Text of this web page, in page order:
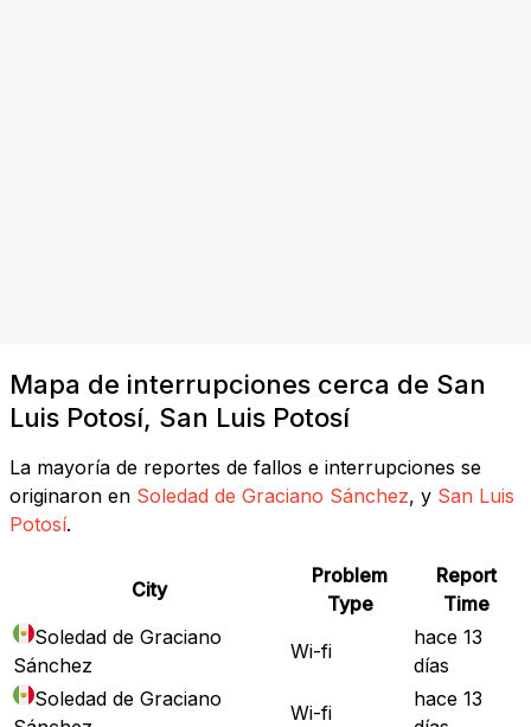
Mapa de interrupciones cerca de San
Luis Potosí, San Luis Potosí
La mayoría de reportes de fallos e interrupciones se
originaron en Soledad de Graciano Sánchez, y San Luis
Potosí.
City
Problem
Type
Report
Time
Soledad de Graciano
Sánchez
Wi-fi
hace 13
días
Soledad de Graciano
Wi-fi
hace 13